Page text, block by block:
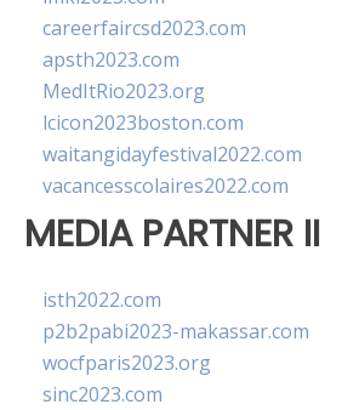
careerfaircsd2023.com
apsth2023.com
MedItRio2023.org
lcicon2023boston.com
waitangidayfestival2022.com
vacancesscolaires2022.com
MEDIA PARTNER II
isth2022.com
p2b2pabi2023-makassar.com
wocfparis2023.org
sinc2023.com